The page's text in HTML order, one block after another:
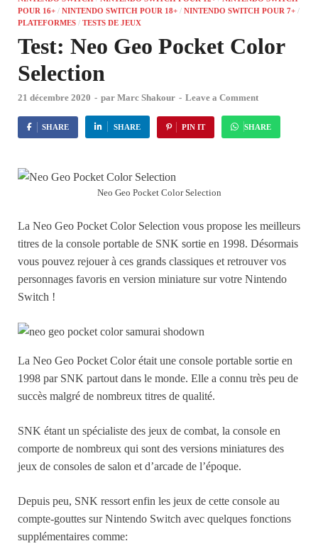
POUR 16+ / NINTENDO SWITCH POUR 18+ / NINTENDO SWITCH POUR 7+ /
PLATEFORMES / TESTS DE JEUX
Test: Neo Geo Pocket Color
Selection
21 décembre 2020 - par Marc Shakour - Leave a Comment
SHARE SHARE PIN IT SHARE
Neo Geo Pocket Color Selection
La Neo Geo Pocket Color Selection vous propose les meilleurs
titres de la console portable de SNK sortie en 1998. Désormais
vous pouvez rejouer à ces grands classiques et retrouver vos
personnages favoris en version miniature sur votre Nintendo
Switch !
La Neo Geo Pocket Color était une console portable sortie en
1998 par SNK partout dans le monde. Elle a connu très peu de
succès malgré de nombreux titres de qualité.
SNK étant un spécialiste des jeux de combat, la console en
comporte de nombreux qui sont des versions miniatures des
jeux de consoles de salon et d’arcade de l’époque.
Depuis peu, SNK ressort enfin les jeux de cette console au
compte-gouttes sur Nintendo Switch avec quelques fonctions
supplémentaires comme: